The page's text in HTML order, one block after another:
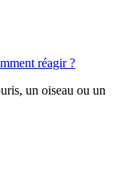
réagir ?
un oiseau ou un